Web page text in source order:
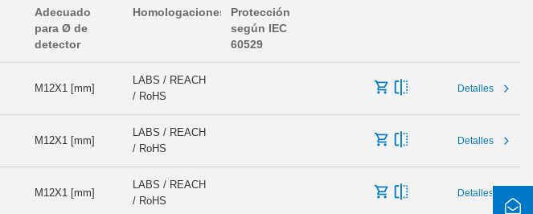
Adecuado
para Ø de
detector
Homologaciones
Protección
según IEC
60529
M12X1 [mm]
LABS / REACH
/ RoHS
Detalles
M12X1 [mm]
LABS / REACH
/ RoHS
Detalles
M12X1 [mm]
LABS / REACH
/ RoHS
Detalles